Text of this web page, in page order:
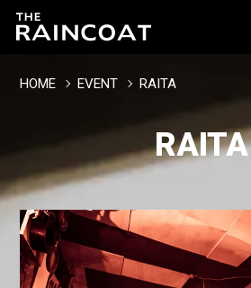
HOME EVENT RAITA
RAITA